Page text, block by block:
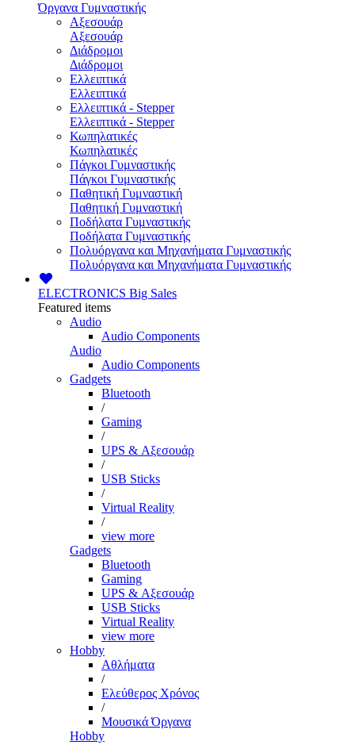
Όργανα Γυμναστικής
Αξεσουάρ
Αξεσουάρ
Διάδρομοι
Διάδρομοι
Ελλειπτικά
Ελλειπτικά
Ελλειπτικά - Stepper
Ελλειπτικά - Stepper
Κωπηλατικές
Κωπηλατικές
Πάγκοι Γυμναστικής
Πάγκοι Γυμναστικής
Παθητική Γυμναστική
Παθητική Γυμναστική
Ποδήλατα Γυμναστικής
Ποδήλατα Γυμναστικής
Πολυόργανα και Μηχανήματα Γυμναστικής
Πολυόργανα και Μηχανήματα Γυμναστικής
ELECTRONICS Big Sales
Featured items
Audio
Audio Components
Audio
Audio Components
Gadgets
Bluetooth
/
Gaming
/
UPS & Αξεσουάρ
/
USB Sticks
/
Virtual Reality
/
view more
Gadgets
Bluetooth
Gaming
UPS & Αξεσουάρ
USB Sticks
Virtual Reality
view more
Hobby
Αθλήματα
/
Ελεύθερος Χρόνος
/
Μουσικά Όργανα
Hobby